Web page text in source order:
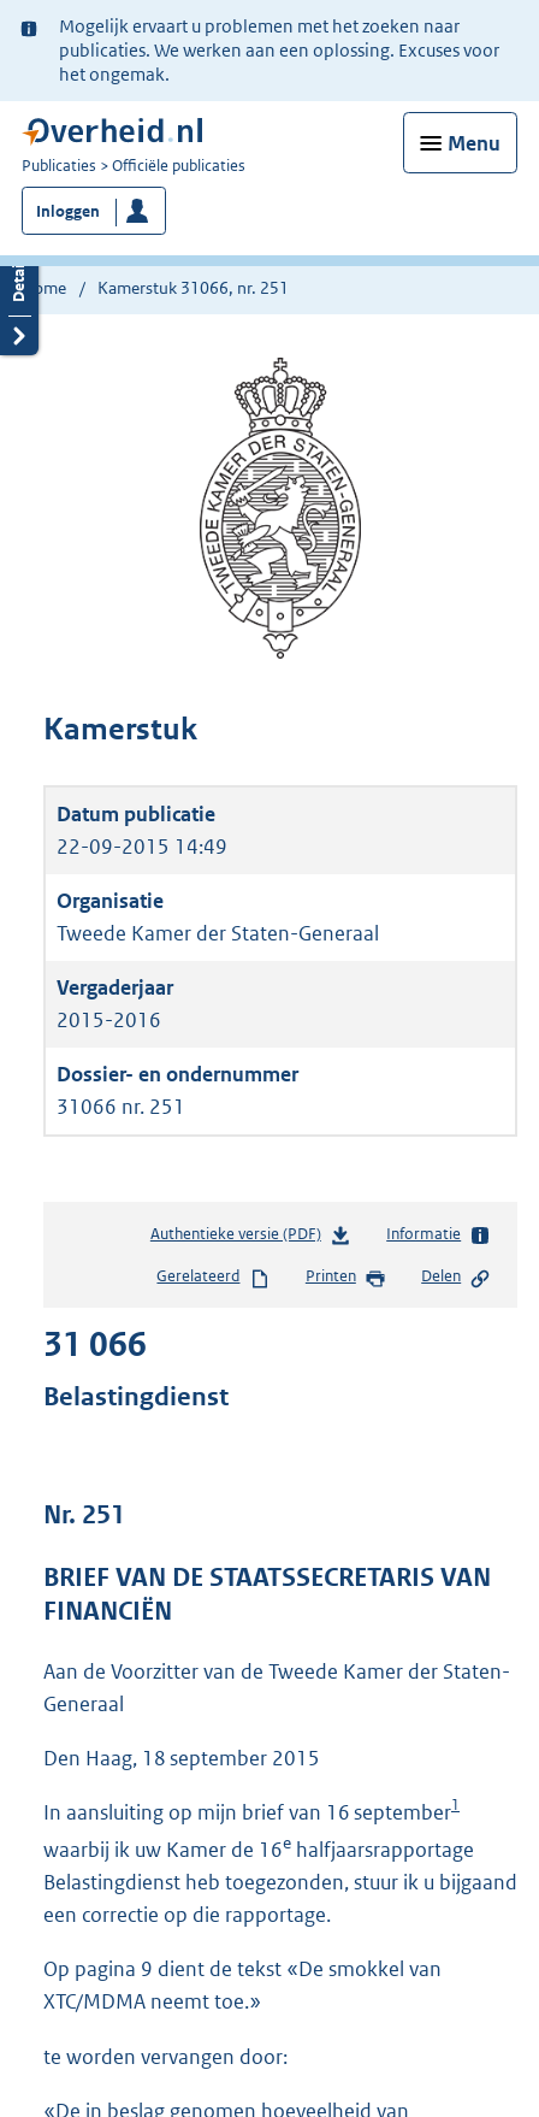
Ter
informatie:
Mogelijk ervaart u problemen met het zoeken naar
publicaties. We werken aan een oplossing. Excuses voor
het ongemak.
Menu
U
bent
nu
hier:
Publicaties Officiële publicaties
Inloggen
Home Kamerstuk 31066, nr. 251
Kamerstuk
22-09-2015 14:49
Tweede Kamer der Staten-Generaal
2015-2016
31066 nr. 251
Authentieke versie (PDF)b
s
e
6
Informatie
Gerelateerd Printen Delen
31 066
Belastingdienst
Nr. 251
BRIEF VAN DE STAATSSECRETARIS VAN
FINANCIËN
Aan de Voorzitter van de Tweede Kamer der Staten-
Generaal
Den Haag, 18 september 2015
In aansluiting op mijn brief van 16 september1
waarbij ik uw Kamer de 16e halfjaarsrapportage
Belastingdienst heb toegezonden, stuur ik u bijgaand
een correctie op die rapportage.
Op pagina 9 dient de tekst «De smokkel van
XTC/MDMA neemt toe.»
te worden vervangen door:
«De in beslag genomen hoeveelheid van